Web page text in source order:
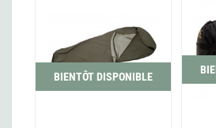
BIENTÔT DISPONIBLE